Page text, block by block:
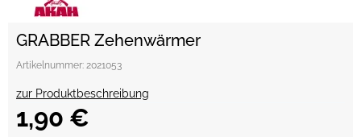
GRABBER Zehenwärmer
Artikelnummer: 2021053
zur Produktbeschreibung
1,90 €